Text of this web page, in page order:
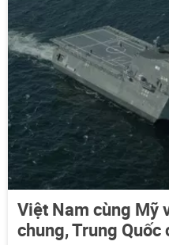
Việt Nam cùng Mỹ
chung, Trung